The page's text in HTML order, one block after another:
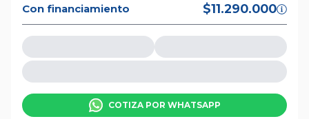
Con financiamiento
$11.290.000
COTIZA POR WHATSAPP